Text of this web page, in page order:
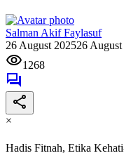
Salman Akif Faylasuf
26 August 202526
1268
×
Hadis Fitnah, Etika